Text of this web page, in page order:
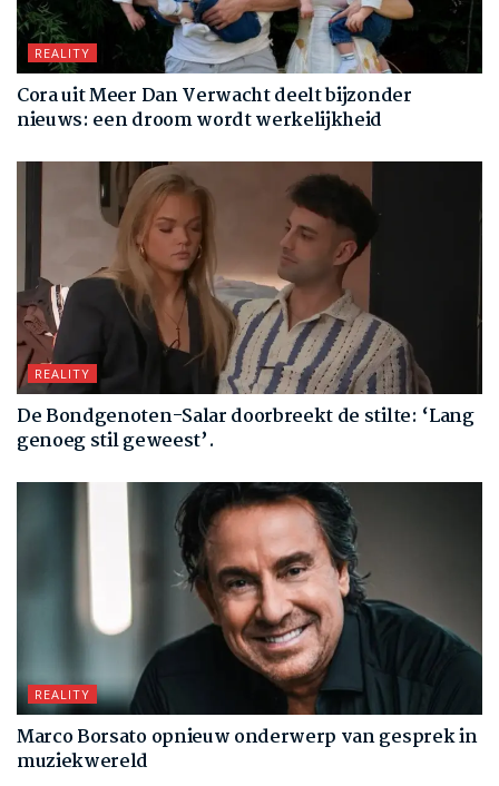
REALITY
Cora uit Meer Dan Verwacht deelt bijzonder
nieuws: een droom wordt werkelijkheid
REALITY
De Bondgenoten-Salar doorbreekt de stilte: ‘Lang
genoeg stil geweest’.
REALITY
Marco Borsato opnieuw onderwerp van gesprek in
muziekwereld